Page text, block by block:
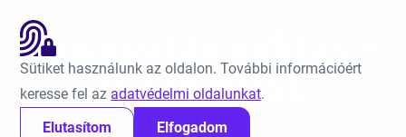
Sütiket használunk az oldalon. További információért
keresse fel az adatvédelmi oldalunkat.
Elutasítom
Elfogadom
Ugrás a tartalomra
Vállalkozás indítás –
Piackutatás